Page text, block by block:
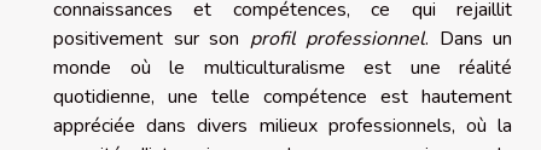
connaissances et compétences, ce qui rejaillit
positivement sur son profil professionnel. Dans un
monde où le multiculturalisme est une réalité
quotidienne, une telle compétence est hautement
appréciée dans divers milieux professionnels, où la